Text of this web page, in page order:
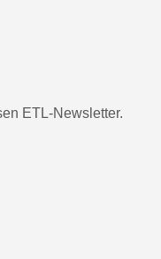
ETL-Newsletter.